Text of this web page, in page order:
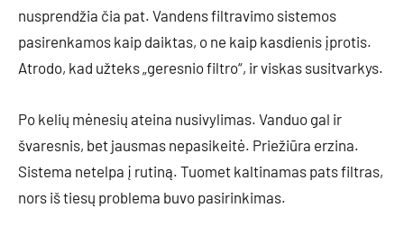
nusprendžia čia pat. Vandens filtravimo sistemos
pasirenkamos kaip daiktas, o ne kaip kasdienis įprotis.
Atrodo, kad užteks „geresnio filtro“, ir viskas susitvarkys.
Po kelių mėnesių ateina nusivylimas. Vanduo gal ir
švaresnis, bet jausmas nepasikeitė. Priežiūra erzina.
Sistema netelpa į rutiną. Tuomet kaltinamas pats filtras,
nors iš tiesų problema buvo pasirinkimas.